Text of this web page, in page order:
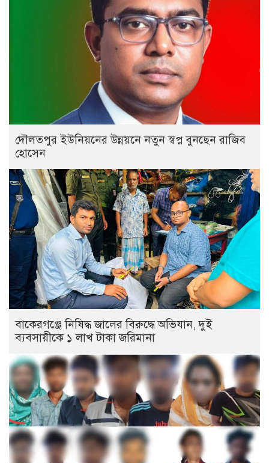
দৌলতপুর ইউনিয়নের উন্নয়নে নতুন স্বপ্ন বুনছেন রাজিব
হোসেন
বাকেরগঞ্জে নিষিদ্ধ জালের বিরুদ্ধে অভিযান, দুই
ব্যবসায়ীকে ১ লাখ টাকা জরিমানা